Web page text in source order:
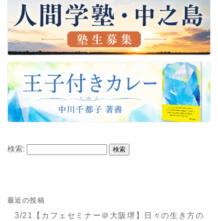
検索:
最近の投稿
3/21【カフェセミナー＠大阪堺】日々の生き方の